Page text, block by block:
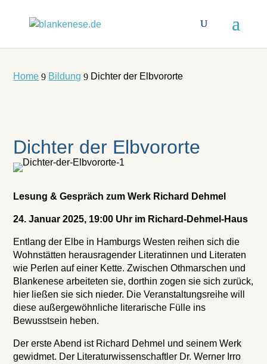
Home 9 Bildung 9 Dichter der Elbvororte
Dichter der Elbvororte
Lesung & Gespräch zum Werk Richard Dehmel
24. Januar 2025, 19:00 Uhr im Richard-Dehmel-Haus
Entlang der Elbe in Hamburgs Westen reihen sich die
Wohnstätten herausragender Literatinnen und Literaten
wie Perlen auf einer Kette. Zwischen Othmarschen und
Blankenese arbeiteten sie, dorthin zogen sie sich zurück,
hier ließen sie sich nieder. Die Veranstaltungsreihe will
diese außergewöhnliche literarische Fülle ins
Bewusstsein heben.
Der erste Abend ist Richard Dehmel und seinem Werk
gewidmet. Der Literaturwissenschaftler Dr. Werner Irro